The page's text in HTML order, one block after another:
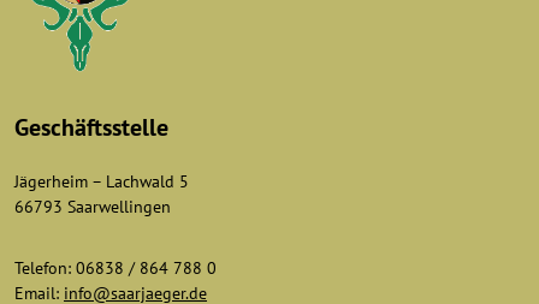
Geschäftsstelle
Jägerheim – Lachwald 5
66793 Saarwellingen
Telefon: 06838 / 864 788 0
Email: info@saarjaeger.de